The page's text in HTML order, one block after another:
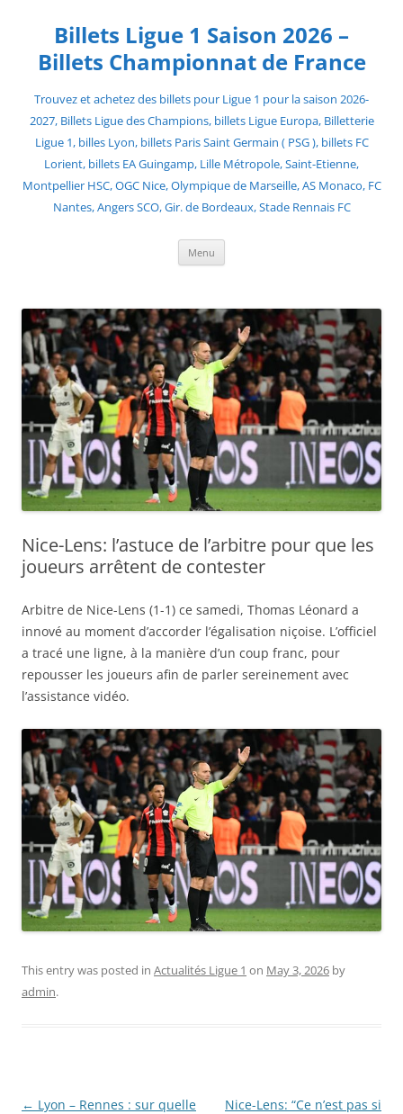
contentBillets Ligue 1 Saison 2026 –
Billets Championnat de France
Trouvez et achetez des billets pour Ligue 1 pour la saison 2026-
2027, Billets Ligue des Champions, billets Ligue Europa, Billetterie
Ligue 1, billes Lyon, billets Paris Saint Germain ( PSG ), billets FC
Lorient, billets EA Guingamp, Lille Métropole, Saint-Etienne,
Montpellier HSC, OGC Nice, Olympique de Marseille, AS Monaco, FC
Nantes, Angers SCO, Gir. de Bordeaux, Stade Rennais FC
Menu
Nice-Lens: l’astuce de l’arbitre pour que les
joueurs arrêtent de contester
Arbitre de Nice-Lens (1-1) ce samedi, Thomas Léonard a
innové au moment d’accorder l’égalisation niçoise. L’officiel
a tracé une ligne, à la manière d’un coup franc, pour
repousser les joueurs afin de parler sereinement avec
l’assistance vidéo.
This entry was posted in Actualités Ligue 1 on May 3, 2026 by
admin.
Post
← Lyon – Rennes : sur quelle
Nice-Lens: “Ce n’est pas si